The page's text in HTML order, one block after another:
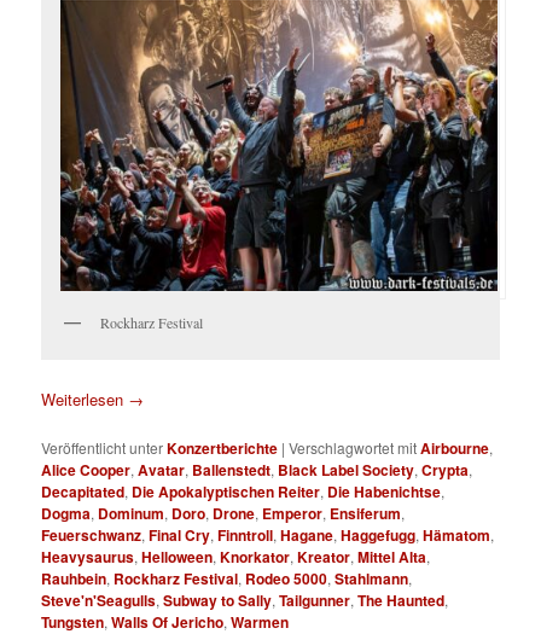
Rockharz Festival
Weiterlesen →
Veröffentlicht unterKonzertberichte |Verschlagwortet mitAirbourne,
Alice Cooper,Avatar, Ballenstedt, Black Label Society,Crypta,
Decapitated, Die Apokalyptischen Reiter, Die Habenichtse,
Dogma, Dominum, Doro, Drone, Emperor, Ensiferum,
Feuerschwanz,Final Cry,Finntroll,Hagane,Haggefugg,Hämatom,
Heavysaurus,Helloween,Knorkator,Kreator,Mittel Alta,
Rauhbein, Rockharz Festival, Rodeo 5000,Stahlmann,
Steve'n'Seagulls,Subway to Sally,Tailgunner,The Haunted,
Tungsten,Walls Of Jericho,Warmen